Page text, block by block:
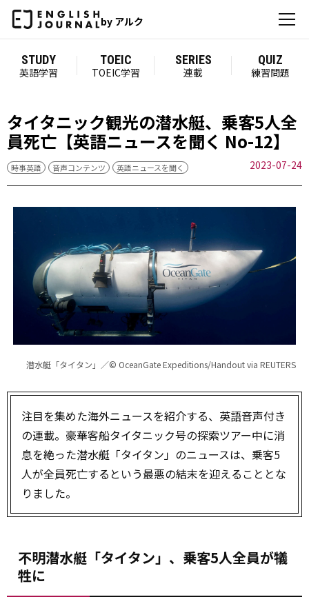
by アルク
STUDY
英語学習
TOEIC
TOEIC学習
SERIES
連載
QUIZ
練習問題
タイタニック観光の潜水艇、乗客5人全
員死亡【英語ニュースを聞く No-12】
時事英語 音声コンテンツ 英語ニュースを聞く 2023-07-24
潜水艇「タイタン」／© OceanGate Expeditions/Handout via REUTERS
注目を集めた海外ニュースを紹介する、英語音声付き
の連載。豪華客船タイタニック号の探索ツアー中に消
息を絶った潜水艇「タイタン」のニュースは、乗客5
人が全員死亡するという最悪の結末を迎えることとな
りました。
不明潜水艇「タイタン」、乗客5人全員が犠
牲に